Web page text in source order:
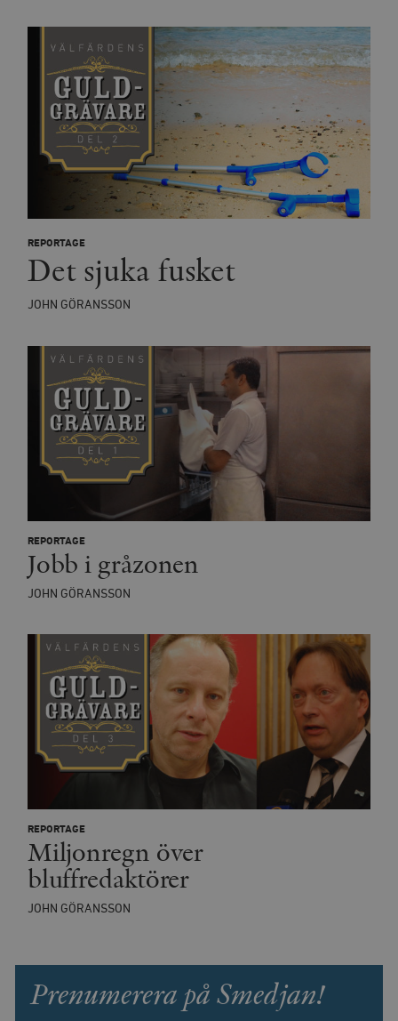
REPORTAGE
Det sjuka fusket
JOHN GÖRANSSON
REPORTAGE
Jobb i gråzonen
JOHN GÖRANSSON
REPORTAGE
Miljonregn över
bluffredaktörer
JOHN GÖRANSSON
Prenumerera på Smedjan!